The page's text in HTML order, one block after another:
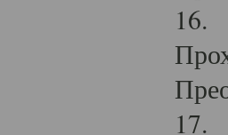
16.
17.